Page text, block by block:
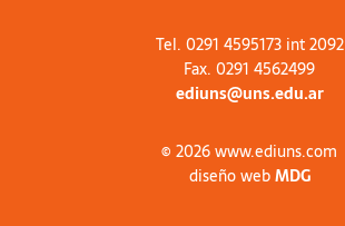
Tel. 0291 4595173 int 2092
Fax. 0291 4562499
ediuns@uns.edu.ar
© 2026 www.ediuns.com
diseño webMDG